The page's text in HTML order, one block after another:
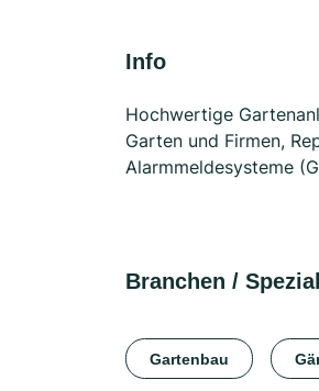
Info
Hochwertige
Garten und Firmen,
Alarmmeldesysteme
Branchen /
Gartenbau